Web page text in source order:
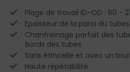
Plage de travail ID-OD : 60 -
Epaisseur de la paroi du
Chanfreinage parfait des
bords des tubes
Sans étincelle et avec un
Haute répétabilité